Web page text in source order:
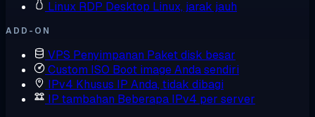
Linux RDP Desktop Linux, jarak jauh
ADD-ON
VPS Penyimpanan Paket disk besar
Custom ISO Boot image Anda sendiri
IPv4 Khusus IP Anda, tidak dibagi
IP tambahan Beberapa IPv4 per server